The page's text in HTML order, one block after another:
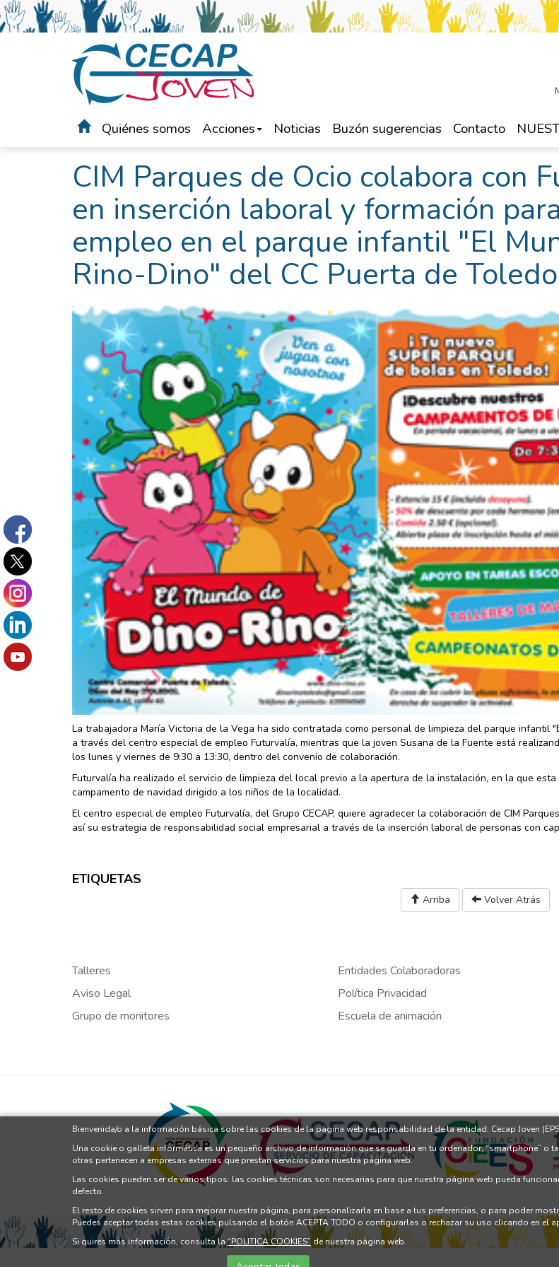
Quiénes somos Acciones Noticias Buzón sugerencias Contacto
CIM Parques de Ocio colabora con
en inserción laboral y formación
empleo en el parque infantil "El
Rino-Dino" del CC Puerta de Toledo
La trabajadora María Victoria de la Vega ha sido contratada como personal de limpieza del parque infantil
a través del centro especial de empleo Futurvalía, mientras que la joven Susana de la Fuente está
los lunes y viernes de 9:30 a 13:30, dentro del convenio de colaboración.
Futurvalía ha realizado el servicio de limpieza del local previo a la apertura de la instalación, en la que
campamento de navidad dirigido a los niños de la localidad.
El centro especial de empleo Futurvalía, del Grupo CECAP, quiere agradecer la colaboración de CIM
así su estrategia de responsabilidad social empresarial a través de la inserción laboral de personas con
ETIQUETAS
Arriba Volver Atrás
Talleres Entidades Colaboradoras
Aviso Legal
Política Privacidad
Grupo de monitores
Escuela de animación
Bienvenida/o a la información básica sobre las cookies de la página web responsabilidad de la entidad: Cecap Joven
Una cookie o galleta informática es un pequeño archivo de información que se guarda en tu ordenador, “smartphone”
otras pertenecen a empresas externas que prestan servicios para nuestra página web.
Las cookies pueden ser de varios tipos: las cookies técnicas son necesarias para que nuestra página web pueda
defecto.
El resto de cookies sirven para mejorar nuestra página, para personalizarla en base a tus preferencias, o para poder
Puedes aceptar todas estas cookies pulsando el botón ACEPTA TODO o configurarlas o rechazar su uso clicando en el
Si quires más información, consulta la “POLITICA COOKIES” de nuestra página web.